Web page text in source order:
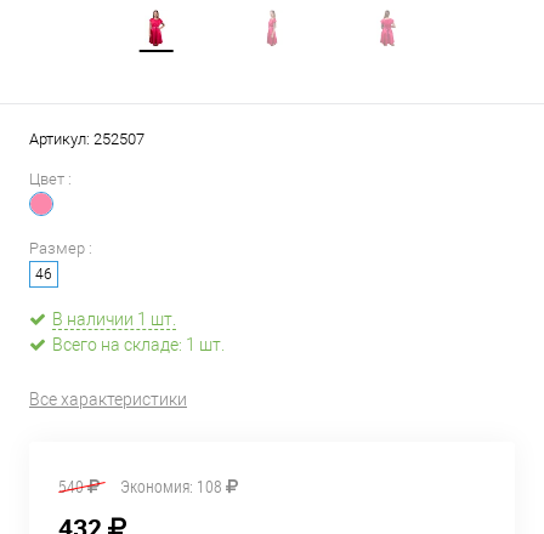
Артикул: 252507
Цвет :
Размер :
46
В наличии 1 шт.
Всего на складе: 1 шт.
Все характеристики
540 Экономия: 108